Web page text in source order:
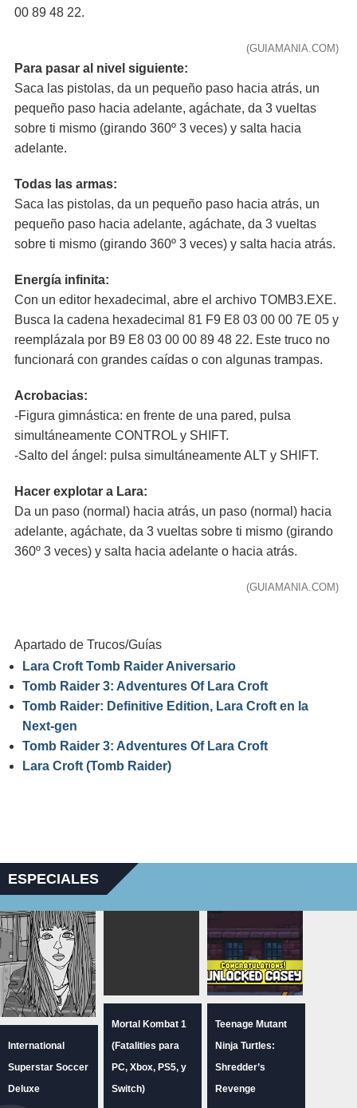
00 89 48 22.
(GUIAMANIA.COM)
Para pasar al nivel siguiente:
Saca las pistolas, da un pequeño paso hacia atrás, un
pequeño paso hacia adelante, agáchate, da 3 vueltas
sobre ti mismo (girando 360º 3 veces) y salta hacia
adelante.
Todas las armas:
Saca las pistolas, da un pequeño paso hacia atrás, un
pequeño paso hacia adelante, agáchate, da 3 vueltas
sobre ti mismo (girando 360º 3 veces) y salta hacia atrás.
Energía infinita:
Con un editor hexadecimal, abre el archivo TOMB3.EXE.
Busca la cadena hexadecimal 81 F9 E8 03 00 00 7E 05 y
reemplázala por B9 E8 03 00 00 89 48 22. Este truco no
funcionará con grandes caídas o con algunas trampas.
Acrobacias:
-Figura gimnástica: en frente de una pared, pulsa
simultáneamente CONTROL y SHIFT.
-Salto del ángel: pulsa simultáneamente ALT y SHIFT.
Hacer explotar a Lara:
Da un paso (normal) hacia atrás, un paso (normal) hacia
adelante, agáchate, da 3 vueltas sobre ti mismo (girando
360º 3 veces) y salta hacia adelante o hacia atrás.
(GUIAMANIA.COM)
Apartado de Trucos/Guías
Lara Croft Tomb Raider Aniversario
Tomb Raider 3: Adventures Of Lara Croft
Tomb Raider: Definitive Edition, Lara Croft en la
Next-gen
Tomb Raider 3: Adventures Of Lara Croft
Lara Croft (Tomb Raider)
ESPECIALES
International
Superstar Soccer
Deluxe
Mortal Kombat 1
(Fatalities para
PC, Xbox, PS5, y
Switch)
Teenage Mutant
Ninja Turtles:
Shredder’s
Revenge